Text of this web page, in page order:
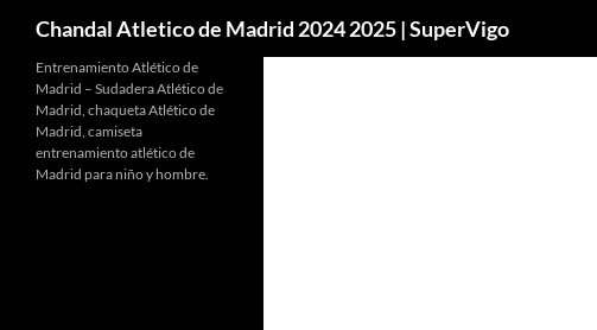
Chandal Atletico de Madrid 2024 2025 | SuperVigo
Entrenamiento Atlético de
Madrid – Sudadera Atlético de
Madrid, chaqueta Atlético de
Madrid, camiseta
entrenamiento atlético de
Madrid para niño y hombre.